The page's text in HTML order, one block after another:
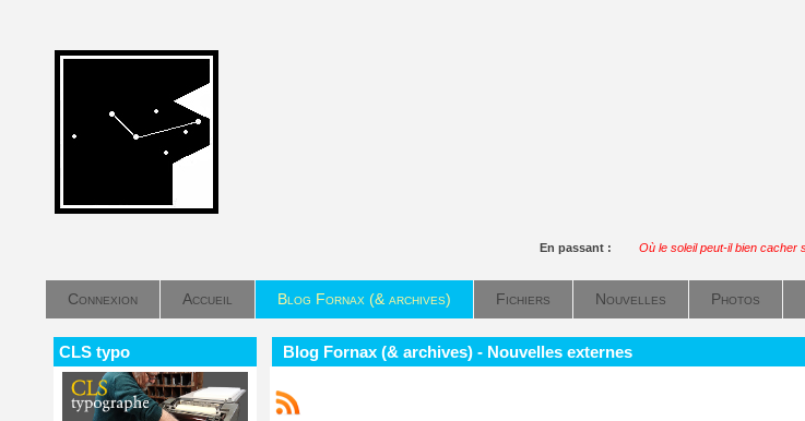
En passant : Où le soleil peut-il bien cacher
Connexion Accueil Blog Fornax (& archives) Fichiers Nouvelles Photos
CLS typo Blog Fornax (& archives) - Nouvelles externes